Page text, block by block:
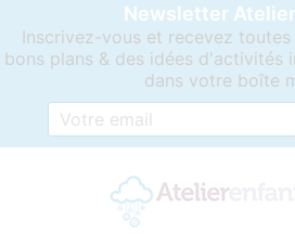
Newsletter
Inscrivez-vous et recevez toutes
bons plans & des idées d'activités
dans votre boîte